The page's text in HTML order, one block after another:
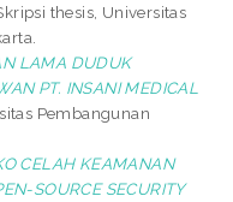
thesis, Universitas
LAMA DUDUK
PT. INSANI MEDICAL
Pembangunan
CELAH KEAMANAN
SOURCE SECURITY